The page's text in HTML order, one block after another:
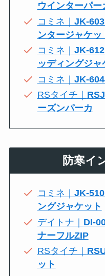
ウインターパー
コミネ｜ JK-
ンタージャケッ
コミネ｜ JK-
ッディングジャ
コミネ｜ JK-
RSタイチ｜
ーズンパーカ
防寒イ
コミネ｜ JK-
ングジャケット
デイトナ｜ DI-
ナーフルZIP
RSタイチ｜
ット